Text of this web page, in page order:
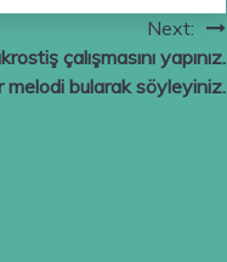
Next:
çalışmasını yapınız.
melodi bularak söyleyiniz.